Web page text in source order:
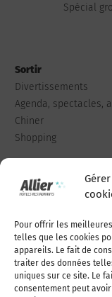
Pour offrir les
telles que les cookies
appareils. Le fait de
traiter des données
uniques sur ce site. Le
consentement peut
Spécial
Sortir
Divertissements
Agenda, spectacles,
Chiner
Shopping
Qui sommes-
Adhérer à